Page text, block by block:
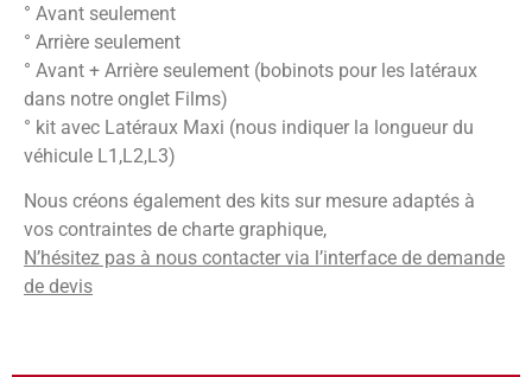
° Avant seulement
° Arrière seulement
° Avant + Arrière seulement (bobinots pour les latéraux
dans notre onglet Films)
° kit avec Latéraux Maxi (nous indiquer la longueur du
véhicule L1,L2,L3)
Nous créons également des kits sur mesure adaptés à
vos contraintes de charte graphique,
N’hésitez pas à nous contacter via l’interface de demande
de devis